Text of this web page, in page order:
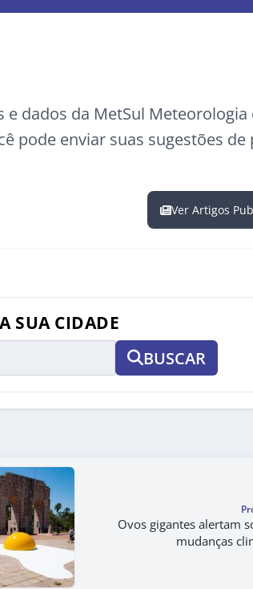
dados da MetSul Meteorologia
pode enviar suas sugestões de
Ver Artigos
SUA CIDADE
BUSCAR
Ovos gigantes alertam
mudanças